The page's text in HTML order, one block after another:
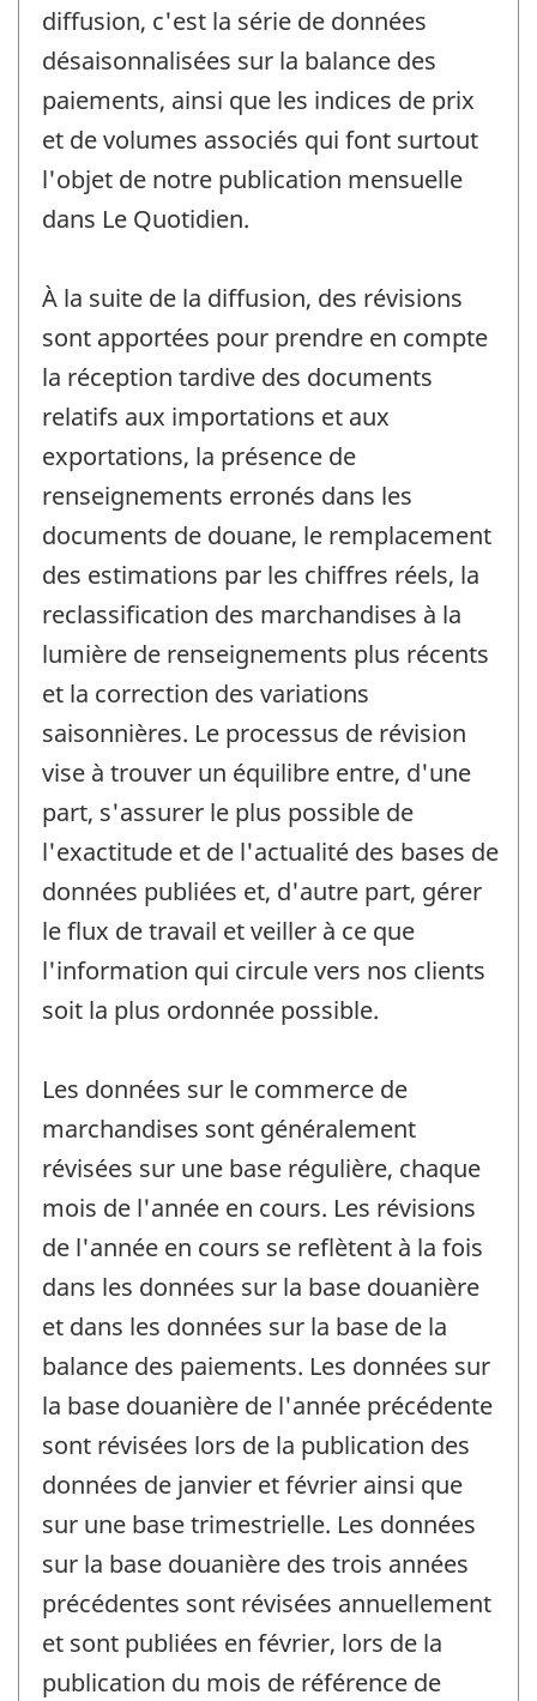
diffusion, c'est la série de données
désaisonnalisées sur la balance des
paiements, ainsi que les indices de prix
et de volumes associés qui font surtout
l'objet de notre publication mensuelle
dans Le Quotidien.
À la suite de la diffusion, des révisions
sont apportées pour prendre en compte
la réception tardive des documents
relatifs aux importations et aux
exportations, la présence de
renseignements erronés dans les
documents de douane, le remplacement
des estimations par les chiffres réels, la
reclassification des marchandises à la
lumière de renseignements plus récents
et la correction des variations
saisonnières. Le processus de révision
vise à trouver un équilibre entre, d'une
part, s'assurer le plus possible de
l'exactitude et de l'actualité des bases de
données publiées et, d'autre part, gérer
le flux de travail et veiller à ce que
l'information qui circule vers nos clients
soit la plus ordonnée possible.
Les données sur le commerce de
marchandises sont généralement
révisées sur une base régulière, chaque
mois de l'année en cours. Les révisions
de l'année en cours se reflètent à la fois
dans les données sur la base douanière
et dans les données sur la base de la
balance des paiements. Les données sur
la base douanière de l'année précédente
sont révisées lors de la publication des
données de janvier et février ainsi que
sur une base trimestrielle. Les données
sur la base douanière des trois années
précédentes sont révisées annuellement
et sont publiées en février, lors de la
publication du mois de référence de